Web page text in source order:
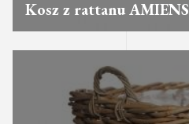
Kosz z rattanu AMIENS